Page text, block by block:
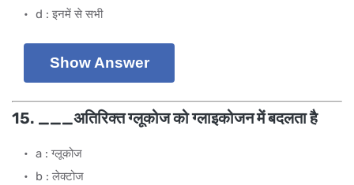
d : इनमें से सभी
Show Answer
15. ___अतिरिक्त ग्लूकोज को ग्लाइकोजन में बदलता है
a : ग्लूकोज
b : लेक्टोज